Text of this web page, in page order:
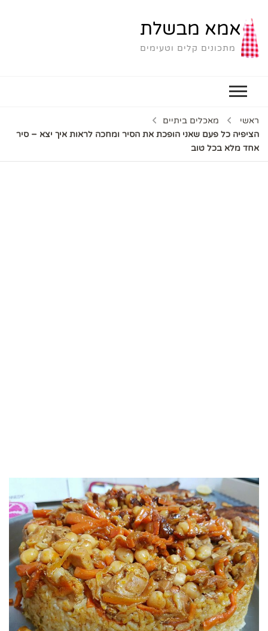
אמא מבשלת
מתכונים קלים וטעימים
ראשי
מאכלים ביתיים
הציפיה כל פעם שאני הופכת את הסיר ומחכה לראות איך יצא – סיר
אחד מלא בכל טוב